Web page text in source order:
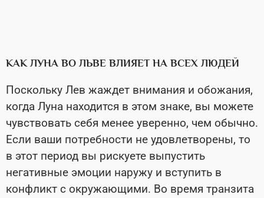
КАК ЛУНА ВО ЛЬВЕ ВЛИЯЕТ НА ВСЕХ ЛЮДЕЙ
Поскольку Лев жаждет внимания и обожания,
когда Луна находится в этом знаке, вы можете
чувствовать себя менее уверенно, чем обычно.
Если ваши потребности не удовлетворены, то
в этот период вы рискуете выпустить
негативные эмоции наружу и вступить в
конфликт с окружающими. Во время транзита